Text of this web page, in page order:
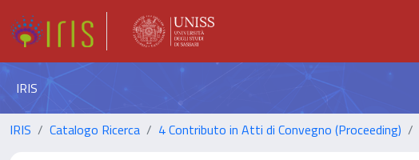
IRIS
IRIS Catalogo Ricerca 4 Contributo in Atti di Convegno (Proceeding)